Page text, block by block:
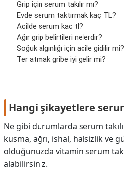
Grip için serum takılır mı?
Evde serum taktırmak kaç TL?
Acilde serum kac tl?
Ağır grip belirtileri nelerdir?
Soğuk algınlığı için acile gidilir mi?
Ter atmak gribe iyi gelir mi?
Hangi şikayetlere
Ne gibi durumlarda serum
kusma, ağrı, ishal, halsizlik ve
olduğunuzda vitamin serum
alabilirsiniz.